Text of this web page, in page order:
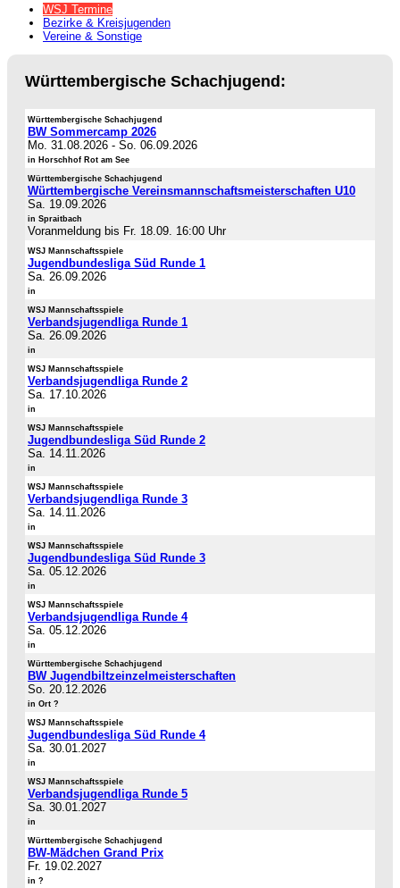
WSJ Termine
Bezirke & Kreisjugenden
Vereine & Sonstige
Württembergische Schachjugend:
Württembergische Schachjugend
BW Sommercamp 2026
Mo. 31.08.2026 - So. 06.09.2026
in Horschhof Rot am See
Württembergische Schachjugend
Württembergische Vereinsmannschaftsmeisterschaften U10
Sa. 19.09.2026
in Spraitbach
Voranmeldung bis Fr. 18.09. 16:00 Uhr
WSJ Mannschaftsspiele
Jugendbundesliga Süd Runde 1
Sa. 26.09.2026
in
WSJ Mannschaftsspiele
Verbandsjugendliga Runde 1
Sa. 26.09.2026
in
WSJ Mannschaftsspiele
Verbandsjugendliga Runde 2
Sa. 17.10.2026
in
WSJ Mannschaftsspiele
Jugendbundesliga Süd Runde 2
Sa. 14.11.2026
in
WSJ Mannschaftsspiele
Verbandsjugendliga Runde 3
Sa. 14.11.2026
in
WSJ Mannschaftsspiele
Jugendbundesliga Süd Runde 3
Sa. 05.12.2026
in
WSJ Mannschaftsspiele
Verbandsjugendliga Runde 4
Sa. 05.12.2026
in
Württembergische Schachjugend
BW Jugendbiltzeinzelmeisterschaften
So. 20.12.2026
in Ort ?
WSJ Mannschaftsspiele
Jugendbundesliga Süd Runde 4
Sa. 30.01.2027
in
WSJ Mannschaftsspiele
Verbandsjugendliga Runde 5
Sa. 30.01.2027
in
Württembergische Schachjugend
BW-Mädchen Grand Prix
Fr. 19.02.2027
in ?